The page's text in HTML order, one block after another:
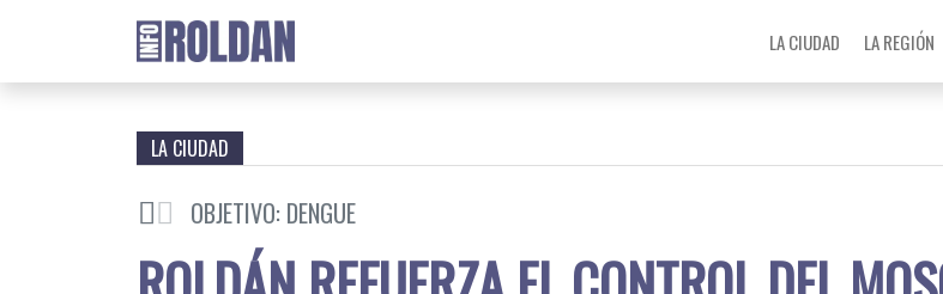
LA CIUDAD LA REGIÓN
LA CIUDAD
OBJETIVO: DENGUE